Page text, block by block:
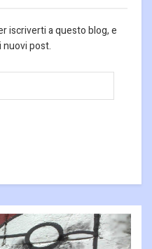
iscriverti a questo blog, e
nuovi post.